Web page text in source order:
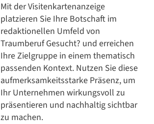
Mit der Visitenkartenanzeige
platzieren Sie Ihre Botschaft im
redaktionellen Umfeld von
Traumberuf Gesucht? und erreichen
Ihre Zielgruppe in einem thematisch
passenden Kontext. Nutzen Sie diese
aufmerksamkeitsstarke Präsenz, um
Ihr Unternehmen wirkungsvoll zu
präsentieren und nachhaltig sichtbar
zu machen.